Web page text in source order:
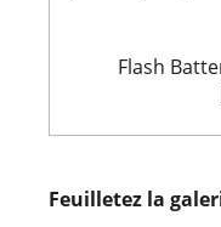
Flash
Feuilletez la